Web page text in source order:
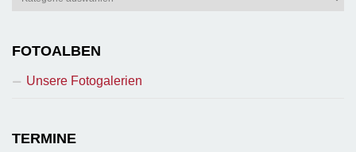
FOTOALBEN
Unsere Fotogalerien
TERMINE